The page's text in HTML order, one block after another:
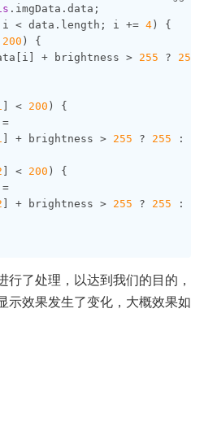
.imgData.data;
< data.length; i += 4 ) {
200 ) {
+ brightness >
255 ? 255
] < 200 ) {
=
] + brightness > 255 ? 255 :
] < 200 ) {
=
] + brightness > 255 ? 255 :
行了处理，以达到我们的目的，
示效果发生了变化，大概效果如